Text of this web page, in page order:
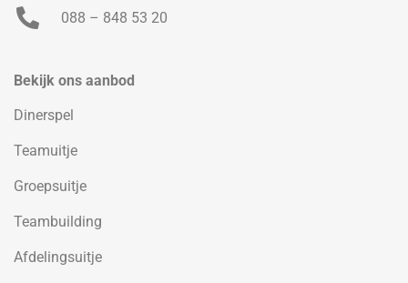
088 – 848 53 20
Bekijk ons aanbod
Dinerspel
Teamuitje
Groepsuitje
Teambuilding
Afdelingsuitje